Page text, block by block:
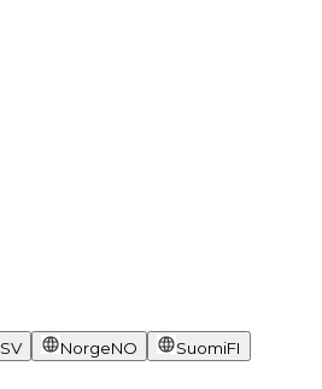
SV NorgeNO SuomiFI